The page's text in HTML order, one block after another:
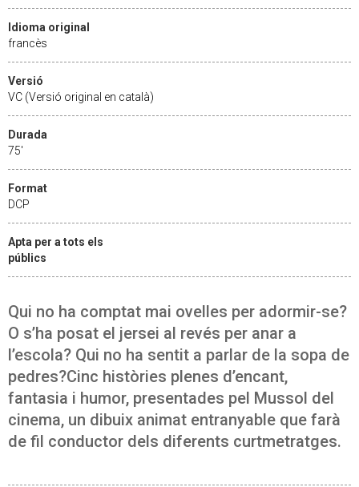
Idioma original
francès
Versió
VC (Versió original en català)
Durada
75'
Format
DCP
Apta per a tots els
públics
Qui no ha comptat mai ovelles per adormir-se?
O s’ha posat el jersei al revés per anar a
l’escola? Qui no ha sentit a parlar de la sopa de
pedres?Cinc històries plenes d’encant,
fantasia i humor, presentades pel Mussol del
cinema, un dibuix animat entranyable que farà
de fil conductor dels diferents curtmetratges.